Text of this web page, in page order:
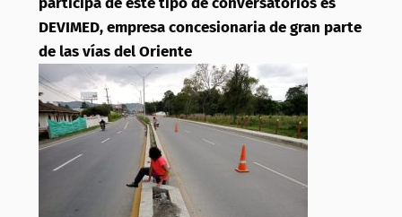
DEVIMED, empresa concesionaria de gran parte
de las vías del Oriente